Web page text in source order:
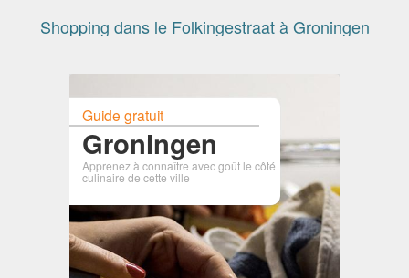
Shopping dans le Folkingestraat à Groningen
Guide gratuit
Groningen
Apprenez à connaître avec goût le côté
culinaire de cette ville